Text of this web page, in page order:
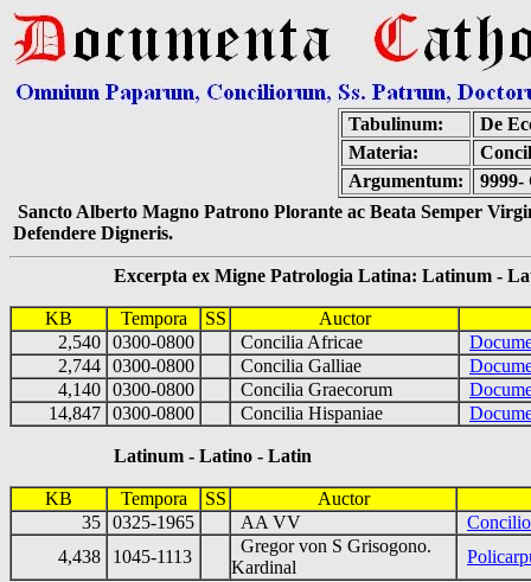
Tabulinum:
De
Materia:
Argumentum:
9999-
Sancto Alberto Magno Patrono Plorante ac Beata Semper
Defendere Digneris.
Excerpta ex Migne Patrologia Latina: Latinum -
KB Tempora SS
Auctor
2,540 0300-0800 Concilia Africae
2,744 0300-0800 Concilia Galliae
4,140 0300-0800 Concilia Graecorum
14,847 0300-0800 Concilia Hispaniae
Latinum - Latino - Latin
KB Tempora SS
Auctor
35 0325-1965 AA VV
4,438
1045-1113
Gregor von S Grisogono.
Kardinal